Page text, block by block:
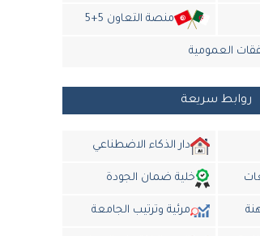
منصة التعاون 5+5
العمومية
روابط سريعة
دار الذكاء الاضطناعي
خلية ضمان الجودة
مرئية وترتيب الجامعة